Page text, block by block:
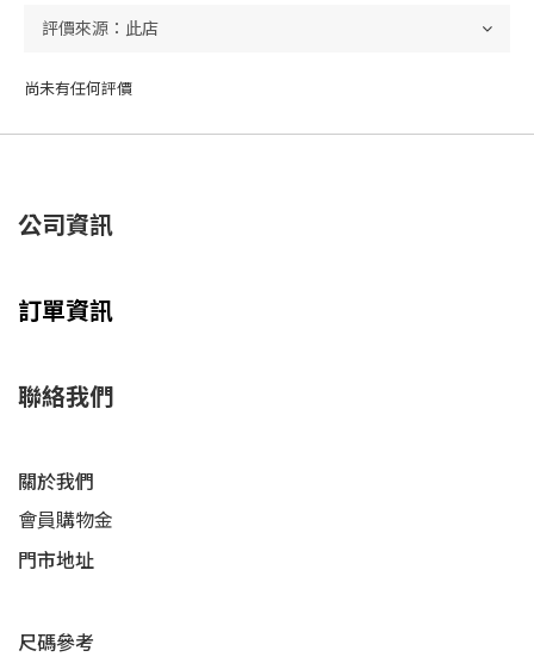
尚未有任何評價
公司資訊
訂單資訊
聯絡我們
關於我們
會員購物金
門市地址
尺碼參考